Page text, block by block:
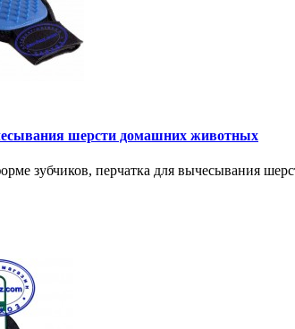
шерсти домашних животных
зубчиков, перчатка для вычесывания